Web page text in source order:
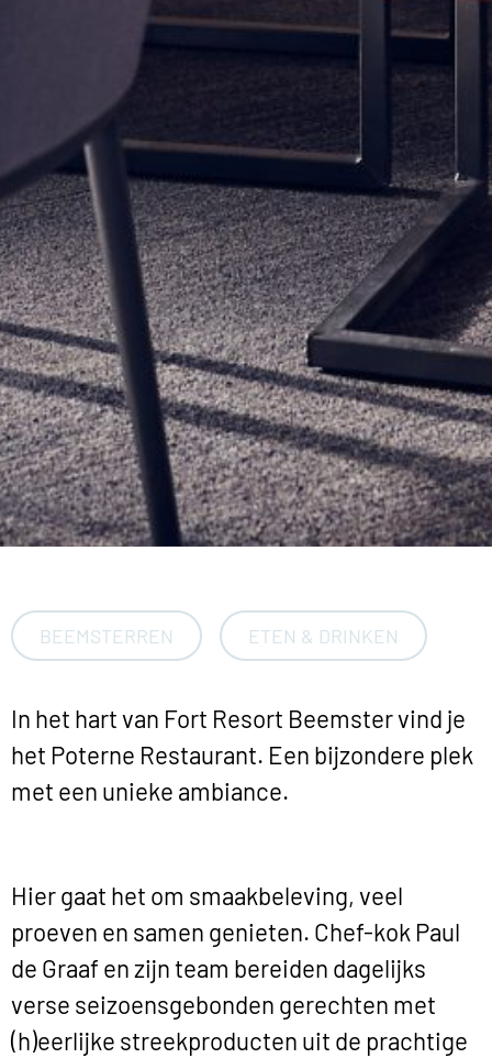
BEEMSTERREN ETEN & DRINKEN
In het hart van Fort Resort Beemster vind je
het Poterne Restaurant. Een bijzondere plek
met een unieke ambiance.
Hier gaat het om smaakbeleving, veel
proeven en samen genieten. Chef-kok Paul
de Graaf en zijn team bereiden dagelijks
verse seizoensgebonden gerechten met
(h)eerlijke streekproducten uit de prachtige